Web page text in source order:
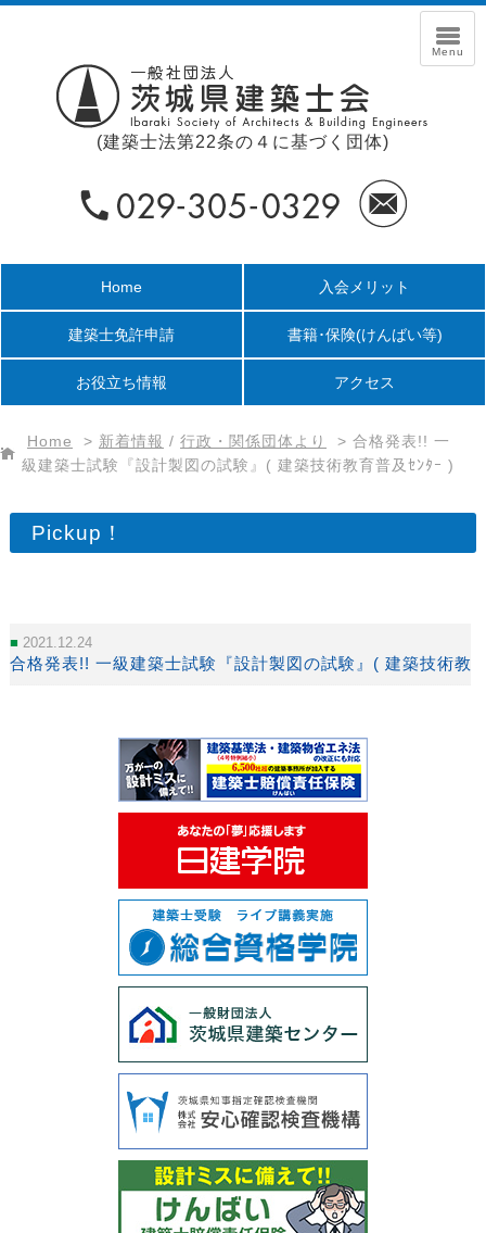
(建築士法第22条の４に基づく団体)
Home 入会メリット
建築士免許申請 書籍･保険(けんばい等)
お役立ち情報 アクセス
Home > 新着情報 / 行政・関係団体より > 合格発表!! 一
級建築士試験『設計製図の試験』( 建築技術教育普及ｾﾝﾀｰ )
Pickup！
2021.12.24
合格発表!! 一級建築士試験『設計製図の試験』( 建築技術教